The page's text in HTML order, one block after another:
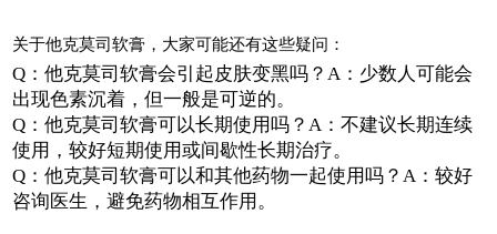
关于他克莫司软膏，大家可能还有这些疑问：
Q：他克莫司软膏会引起皮肤变黑吗？A：少数人可能会
出现色素沉着，但一般是可逆的。
Q：他克莫司软膏可以长期使用吗？A：不建议长期连续
使用，较好短期使用或间歇性长期治疗。
Q：他克莫司软膏可以和其他药物一起使用吗？A：较好
咨询医生，避免药物相互作用。